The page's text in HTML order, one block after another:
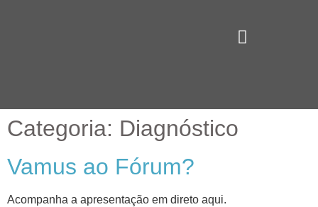
Categoria: Diagnóstico
Vamus ao Fórum?
Acompanha a apresentação em direto aqui.